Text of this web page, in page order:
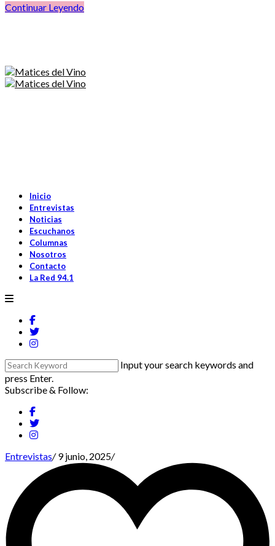
Continuar Leyendo
Inicio
Entrevistas
Noticias
Escuchanos
Columnas
Nosotros
Contacto
La Red 94.1
Input your search keywords and
press Enter.
Subscribe & Follow:
Entrevistas/9 junio, 2025/